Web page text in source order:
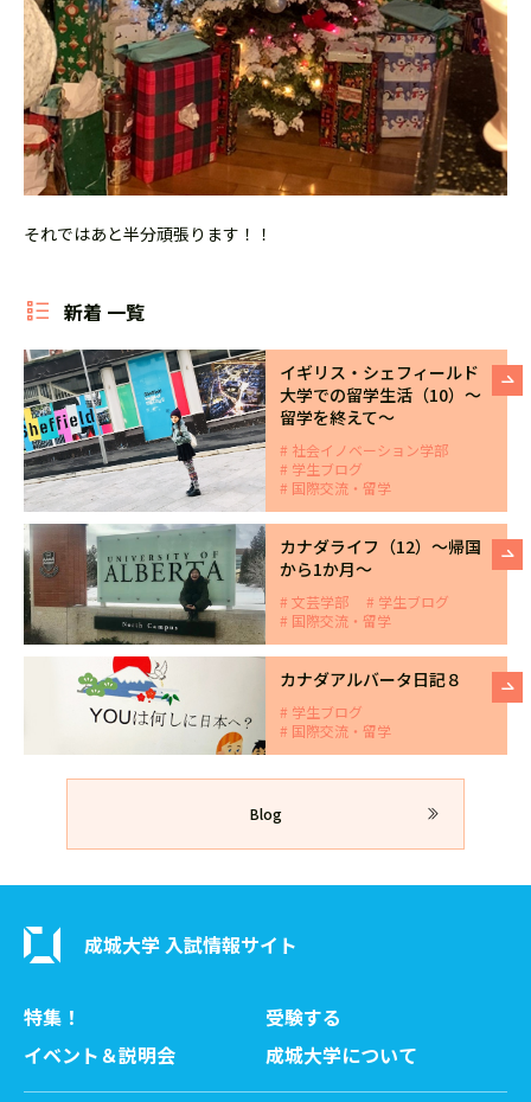
それではあと半分頑張ります！！
新着 一覧
イギリス・シェフィールド
大学での留学生活（10）～
留学を終えて～
社会イノベーション学部
学生ブログ
国際交流・留学
カナダライフ（12）～帰国
から1か月～
文芸学部
学生ブログ
国際交流・留学
カナダアルバータ日記８
学生ブログ
国際交流・留学
Blog
成城大学 入試情報サイト
特集！
受験する
イベント＆説明会
成城大学について